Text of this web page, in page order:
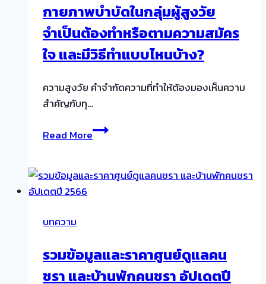
ที่
บ้าน
ดี
อย่างไร
ประโยชน์
มี
อะไร
บ้าง
รู้
กายภาพบำบัดในกลุ่มผู้สูงวัย
จำเป็นต้องทำหรือตามความสมัคร
ใจ และมีวิธีทำแบบไหนบ้าง?
ความสูงวัย คำจำกัดความที่ทำให้ต้องมองเห็นความ
สำคัญกับทุ…
Read Moreกายภาพบำบัด
ใน
ผู้
ทำ
หรือ
บทความ
รวมข้อมูลและราคาศูนย์ดูแลคน
ชรา และบ้านพักคนชรา อัปเดตปี